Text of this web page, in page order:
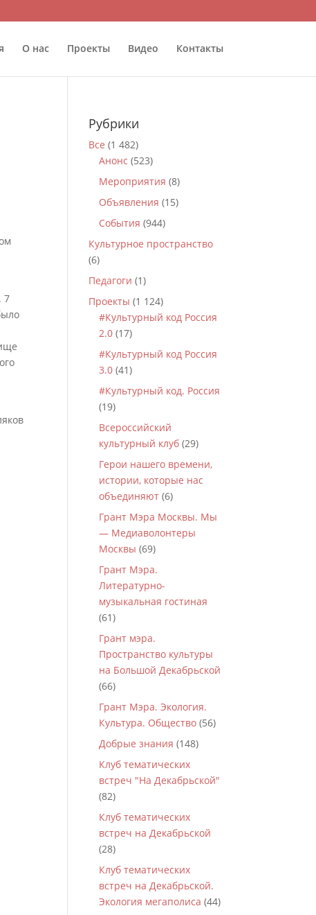
О нас Проекты Видео Контакты
7
Рубрики
Все (1 482)
Анонс (523)
Мероприятия (8)
Объявления (15)
События (944)
Культурное пространство
(6)
Педагоги (1)
Проекты (1 124)
#Культурный код Россия
2.0 (17)
#Культурный код Россия
3.0 (41)
#Культурный код. Россия
(19)
Всероссийский
культурный клуб (29)
Герои нашего времени,
истории, которые нас
объединяют (6)
Грант Мэра Москвы. Мы
— Медиаволонтеры
Москвы (69)
Грант Мэра.
Литературно-
музыкальная гостиная
(61)
Грант мэра.
Пространство культуры
на Большой Декабрьской
(66)
Грант Мэра. Экология.
Культура. Общество (56)
Добрые знания (148)
Клуб тематических
встреч "На Декабрьской"
(82)
Клуб тематических
встреч на Декабрьской
(28)
Клуб тематических
встреч на Декабрьской.
Экология мегаполиса (44)